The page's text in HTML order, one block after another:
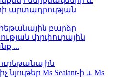
բարձր
փրփուրային
...